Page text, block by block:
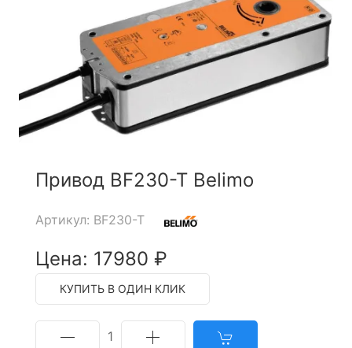
Привод BF230-T Belimo
Артикул: BF230-T
Цена: 17980 ₽
КУПИТЬ В ОДИН КЛИК
1